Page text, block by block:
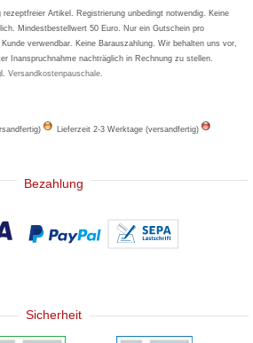
Artikel. Registrierung unbedingt notwendig. Keine
Mindestbestellwert 50 Euro. Nur ein Gutschein pro
verwendbar. Keine Barauszahlung. Wir behalten uns vor,
Inanspruchnahme nachträglich in Rechnung zu stellen.
Versandkostenpauschale.
Lieferzeit 2-3 Werktage (versandfertig)
Bezahlung
Sicherheit